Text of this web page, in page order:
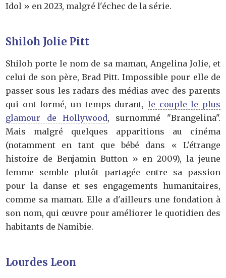
Idol » en 2023, malgré l'échec de la série.
Shiloh Jolie Pitt
Shiloh porte le nom de sa maman, Angelina Jolie, et
celui de son père, Brad Pitt. Impossible pour elle de
passer sous les radars des médias avec des parents
qui ont formé, un temps durant, le couple le plus
glamour de Hollywood, surnommé "Brangelina".
Mais malgré quelques apparitions au cinéma
(notamment en tant que bébé dans « L'étrange
histoire de Benjamin Button » en 2009), la jeune
femme semble plutôt partagée entre sa passion
pour la danse et ses engagements humanitaires,
comme sa maman. Elle a d'ailleurs une fondation à
son nom, qui œuvre pour améliorer le quotidien des
habitants de Namibie.
Lourdes Leon